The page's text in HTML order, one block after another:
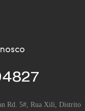
Rd. 5#, Rua Xili, Distrito